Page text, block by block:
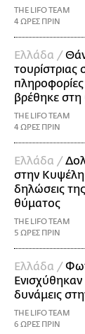
THE LIFO TEAM
4 ΩΡΕΣ ΠΡΙΝ
Ελλάδα /
βρέθηκε
THE LIFO TEAM
4 ΩΡΕΣ ΠΡΙΝ
Ελλάδα /
στην
δηλώσεις
θύματος
THE LIFO TEAM
5 ΩΡΕΣ ΠΡΙΝ
Ελλάδα /
Ενισχύθηκαν
δυνάμεις
THE LIFO TEAM
6 ΩΡΕΣ ΠΡΙΝ